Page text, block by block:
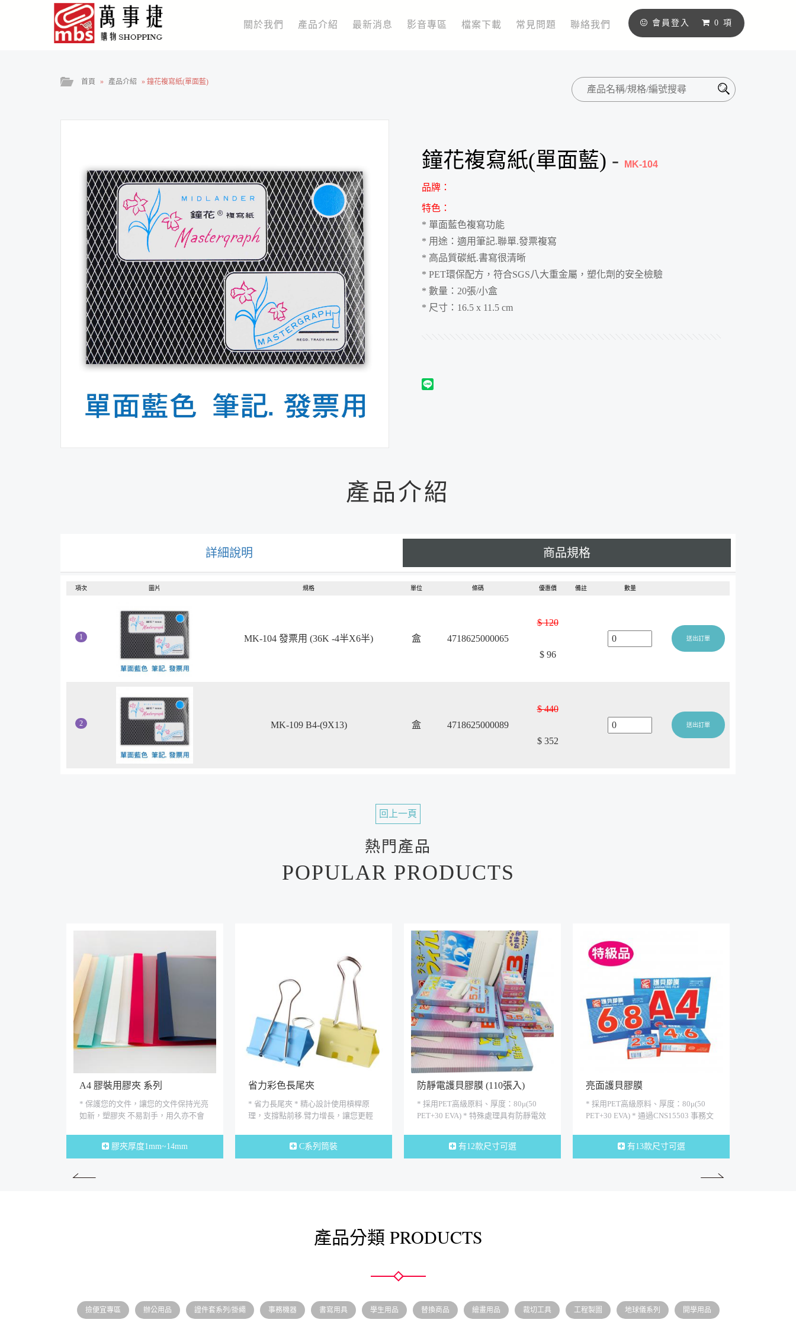
會員登入 0 項
關於我們 產品介紹 最新消息 影音專區 檔案下載 常見問題 聯絡我們
首頁 » 產品介紹 » 鐘花複寫紙(單面藍)
鐘花複寫紙(單面藍) - MK-104
品牌：
特色：
* 單面藍色複寫功能
* 用途：適用筆記.聯單.發票複寫
* 高品質碳紙.書寫很清晰
* PET環保配方，符合SGS八大重金屬，塑化劑的安全檢驗
* 數量：20張/小盒
* 尺寸：16.5 x 11.5 cm
產品介紹
詳細說明 商品規格
項次 圖片 規格 單位 條碼 優惠價 備註 數量
MK-104 發票用 (36K -4半X6半) 盒 4718625000065
$ 120
$ 96
送出訂單
MK-109 B4-(9X13) 盒 4718625000089
$ 440
$ 352
送出訂單
回上一頁
熱門產品
POPULAR PRODUCTS
A4 膠裝用膠夾 系列
* 保護您的文件，讓您的文件保持光亮
如新，塑膠夾 不易割手，用久亦不會
膠夾厚度1mm~14mm
省力彩色長尾夾
* 省力長尾夾 * 精心設計使用槓桿原
理，支撐點前移.臂力增長，讓您更輕
C系列筒裝
防靜電護貝膠膜 (110張入)
* 採用PET高級原料、厚度：80μ(50
PET+30 EVA) * 特殊處理具有防靜電效
有12款尺寸可選
亮面護貝膠膜
* 採用PET高級原料、厚度：80μ(50
PET+30 EVA) * 通過CNS15503 事務文
有13款尺寸可選
產品分類 PRODUCTS
撿便宜專區 辦公用品 證件套系列/掛繩 事務機器 書寫用具 學生用品 替換商品 繪畫用品 裁切工具 工程製圖 地球儀系列 開學用品